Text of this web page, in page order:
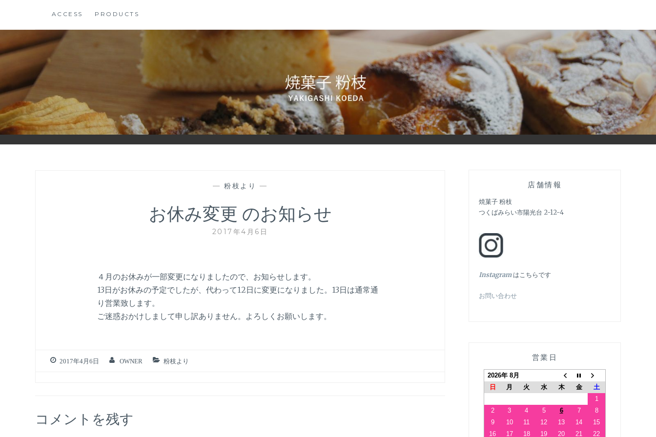
テ
ン
ツ
ス
キ
ッ
プ
ACCESS PRODUCTS
— 粉枝より —
お休み変更 のお知らせ
2017年4月6日
４月のお休みが一部変更になりましたので、お知らせします。
13日がお休みの予定でしたが、代わって12日に変更になりました。13日は通常通
り営業致します。
ご迷惑おかけしまして申し訳ありません。よろしくお願いします。
2017年4月6日 OWNER 粉枝より
コメントを残す
店舗情報
焼菓子 粉枝
つくばみらい市陽光台 2-12-4
Instagramはこちらです
お問い合わせ
営業日
2026年 8月
日
月 火 水 木 金
土
1
2
3 4 5 6 7
8
9
10 11 12 13 14
15
16
17 18 19 20 21 22